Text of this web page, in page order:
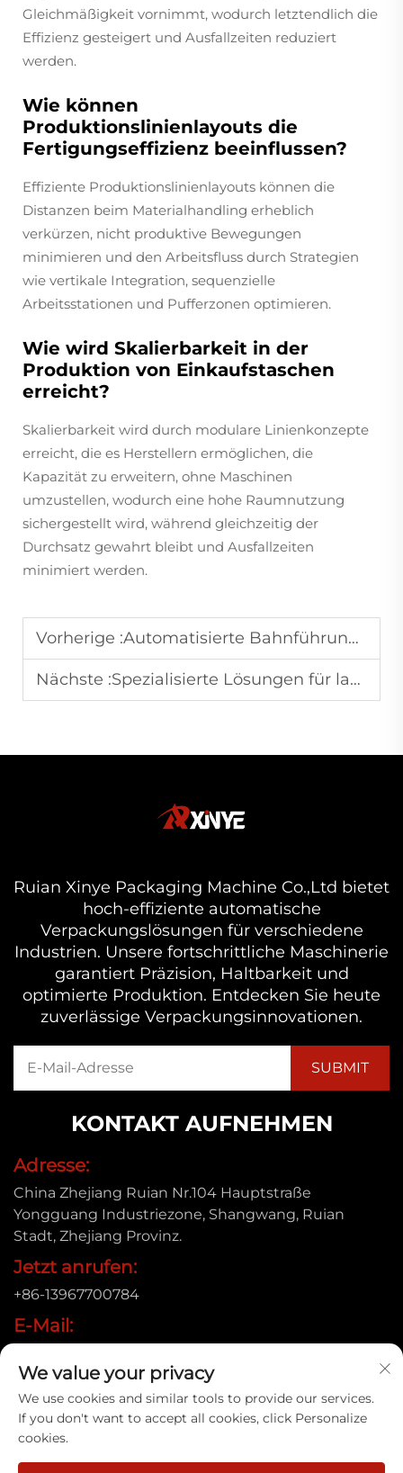
Gleichmäßigkeit vornimmt, wodurch letztendlich die
Effizienz gesteigert und Ausfallzeiten reduziert
werden.
Wie können
Produktionslinienlayouts die
Fertigungseffizienz beeinflussen?
Effiziente Produktionslinienlayouts können die
Distanzen beim Materialhandling erheblich
verkürzen, nicht produktive Bewegungen
minimieren und den Arbeitsfluss durch Strategien
wie vertikale Integration, sequenzielle
Arbeitsstationen und Pufferzonen optimieren.
Wie wird Skalierbarkeit in der
Produktion von Einkaufstaschen
erreicht?
Skalierbarkeit wird durch modulare Linienkonzepte
erreicht, die es Herstellern ermöglichen, die
Kapazität zu erweitern, ohne Maschinen
umzustellen, wodurch eine hohe Raumnutzung
sichergestellt wird, während gleichzeitig der
Durchsatz gewahrt bleibt und Ausfallzeiten
minimiert werden.
Vorherige :Automatisierte Bahnführungssysteme: Für perfekte Ausrichtung in Beutelherstellungsprozessen
Nächste :Spezialisierte Lösungen für landwirtschaftliche Folien: Anforderungen an Haltbarkeit und UV-Schutz
Ruian Xinye Packaging Machine Co.,Ltd bietet
hoch-effiziente automatische
Verpackungslösungen für verschiedene
Industrien. Unsere fortschrittliche Maschinerie
garantiert Präzision, Haltbarkeit und
optimierte Produktion. Entdecken Sie heute
zuverlässige Verpackungsinnovationen.
KONTAKT AUFNEHMEN
Adresse:
China Zhejiang Ruian Nr.104 Hauptstraße
Yongguang Industriezone, Shangwang, Ruian
Stadt, Zhejiang Provinz.
Jetzt anrufen:
+86-13967700784
E-Mail:
Urheberrecht © 2025 Ruian Xinye Packaging Machine
We value your privacy
We use cookies and similar tools to provide our services.
If you don't want to accept all cookies, click Personalize
cookies.